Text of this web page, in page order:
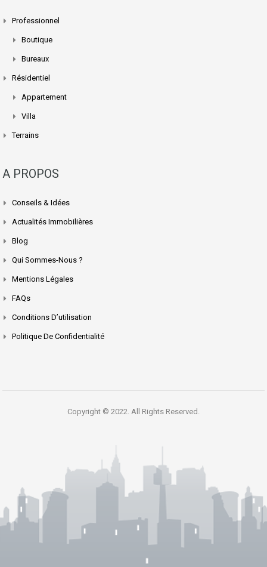
Professionnel
Boutique
Bureaux
Résidentiel
Appartement
Villa
Terrains
A PROPOS
Conseils & Idées
Actualités Immobilières
Blog
Qui Sommes-Nous ?
Mentions Légales
FAQs
Conditions D’utilisation
Politique De Confidentialité
Copyright © 2022. All Rights Reserved.